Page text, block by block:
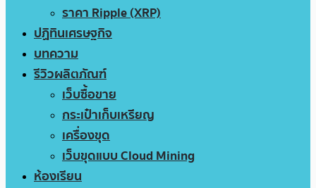
ราคา Ripple (XRP)
ปฏิทินเศรษฐกิจ
บทความ
รีวิวผลิตภัณฑ์
เว็บซื้อขาย
กระเป๋าเก็บเหรียญ
เครื่องขุด
เว็บขุดแบบ Cloud Mining
ห้องเรียน